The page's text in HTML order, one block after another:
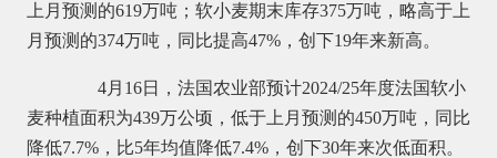
上月预测的619万吨；软小麦期末库存375万吨，略高于上
月预测的374万吨，同比提高47%，创下19年来新高。
4月16日，法国农业部预计2024/25年度法国软小
麦种植面积为439万公顷，低于上月预测的450万吨，同比
降低7.7%，比5年均值降低7.4%，创下30年来次低面积。